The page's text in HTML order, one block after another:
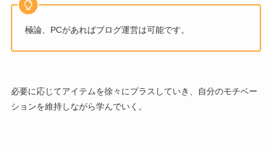
極論、PCがあればブログ運営は可能です。
必要に応じてアイテムを徐々にプラスしていき、自分のモチベー
ションを維持しながら学んでいく。